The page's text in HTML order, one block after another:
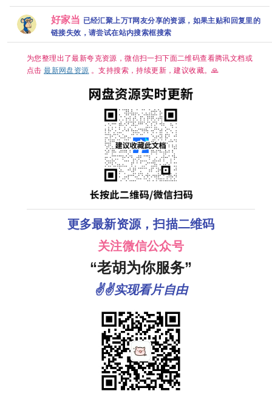
[5.9GB]
【1080P】【泰
语中字】【共6
集】
御廷谣(2026)更
新中[4K+1080P.
国语中字.网盘资
源][2GB集]
WEB-
DL.DDP5.1 内嵌
简繁英字幕 【单
主角
臻彩
益/
1GB]
好家当 已经汇聚上万T网友分享的资源，如果主贴和回复里的
链接失效，请尝试在站内搜索框搜索
为您整理出了最新夸克资源，微信扫一扫下面二维码查看腾讯文档或
点击最新网盘资源 。支持搜索，持续更新，建议收藏。🙏
更多最新资源，扫描二维码
关注微信公众号
“老胡为你服务”
✌✌实现看片自由